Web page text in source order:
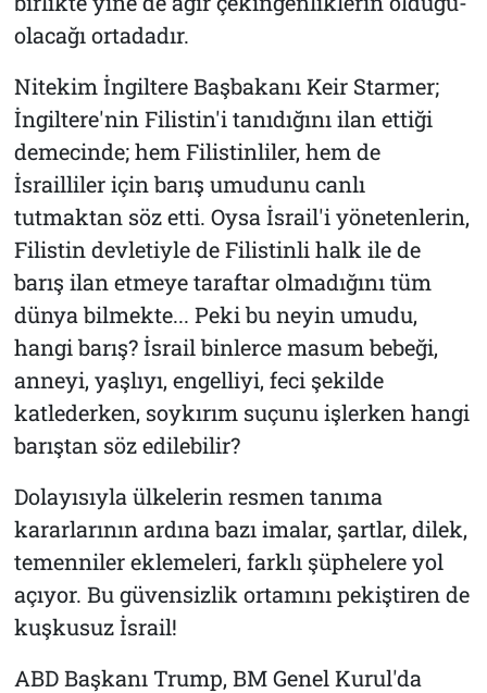
olacağı ortadadır.
Nitekim İngiltere Başbakanı Keir Starmer;
İngiltere'nin Filistin'i tanıdığını ilan ettiği
demecinde; hem Filistinliler, hem de
İsrailliler için barış umudunu canlı
tutmaktan söz etti. Oysa İsrail'i yönetenlerin,
Filistin devletiyle de Filistinli halk ile de
barış ilan etmeye taraftar olmadığını tüm
dünya bilmekte... Peki bu neyin umudu,
hangi barış? İsrail binlerce masum bebeği,
anneyi, yaşlıyı, engelliyi, feci şekilde
katlederken, soykırım suçunu işlerken hangi
barıştan söz edilebilir?
Dolayısıyla ülkelerin resmen tanıma
kararlarının ardına bazı imalar, şartlar, dilek,
temenniler eklemeleri, farklı şüphelere yol
açıyor. Bu güvensizlik ortamını pekiştiren de
kuşkusuz İsrail!
ABD Başkanı Trump, BM Genel Kurul'da